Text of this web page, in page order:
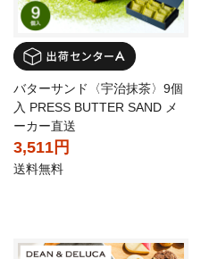
バターサンド〈宇治抹茶〉9個
入 PRESS BUTTER SAND メ
ーカー直送
3,511円
送料無料